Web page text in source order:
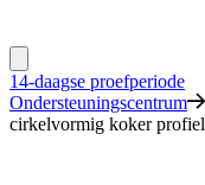
14-daagse proefperiode
Ondersteuningscentrum
cirkelvormig koker profiel